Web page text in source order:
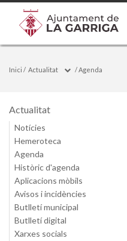
Inici / Actualitat /Agenda
Actualitat
Notícies
Hemeroteca
Agenda
Històric d'agenda
Aplicacions mòbils
Avisos i incidències
Butlletí municipal
Butlletí digital
Xarxes socials